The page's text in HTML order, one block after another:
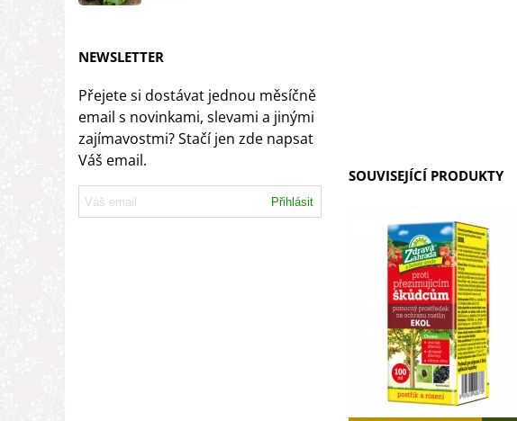
NEWSLETTER
Přejete si dostávat jednou měsíčně
email s novinkami, slevami a jinými
zajímavostmi? Stačí jen zde napsat
Váš email.
Přihlásit
SOUVISEJÍCÍ PRODUKTY